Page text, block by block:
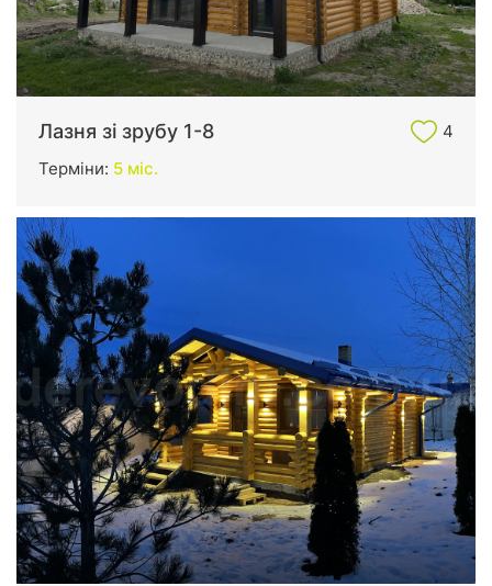
Лазня зі зрубу 1-8
4
Терміни: 5 міс.